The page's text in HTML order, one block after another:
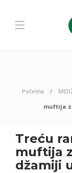
Početna
muftija
Treću
muftija
džamiji